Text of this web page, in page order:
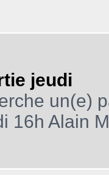
jeudi
un(e)
16h Alain